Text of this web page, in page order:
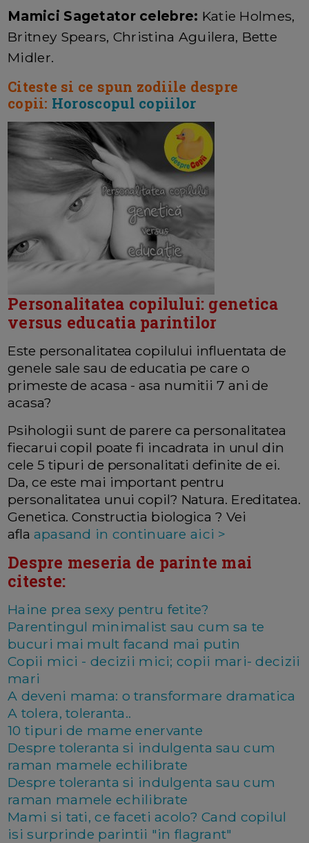
Mamici Sagetator celebre: Katie Holmes,
Britney Spears, Christina Aguilera, Bette
Midler.
Citeste si ce spun zodiile despre
copii: Horoscopul copiilor
Personalitatea copilului: genetica
versus educatia parintilor
Este personalitatea copilului influentata de
genele sale sau de educatia pe care o
primeste de acasa - asa numitii 7 ani de
acasa?
Psihologii sunt de parere ca personalitatea
fiecarui copil poate fi incadrata in unul din
cele 5 tipuri de personalitati definite de ei.
Da, ce este mai important pentru
personalitatea unui copil? Natura. Ereditatea.
Genetica. Constructia biologica ? Vei
afla apasand in continuare aici >
Despre meseria de parinte mai
citeste:
Haine prea sexy pentru fetite?
Parentingul minimalist sau cum sa te
bucuri mai mult facand mai putin
Copii mici - decizii mici; copii mari- decizii
mari
A deveni mama: o transformare dramatica
A tolera, toleranta..
10 tipuri de mame enervante
Despre toleranta si indulgenta sau cum
raman mamele echilibrate
Despre toleranta si indulgenta sau cum
raman mamele echilibrate
Mami si tati, ce faceti acolo? Cand copilul
isi surprinde parintii "in flagrant"